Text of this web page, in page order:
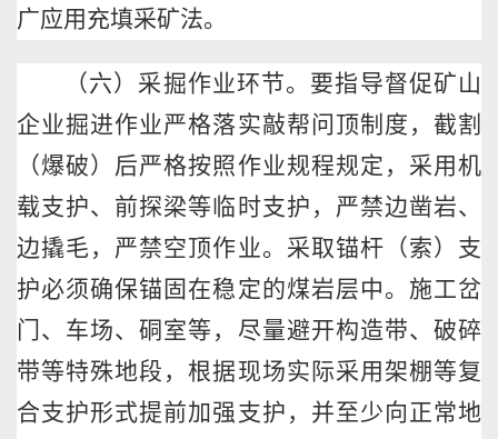
广应用充填采矿法。
（六）采掘作业环节。要指导督促矿山
企业掘进作业严格落实敲帮问顶制度，截割
（爆破）后严格按照作业规程规定，采用机
载支护、前探梁等临时支护，严禁边凿岩、
边撬毛，严禁空顶作业。采取锚杆（索）支
护必须确保锚固在稳定的煤岩层中。施工岔
门、车场、硐室等，尽量避开构造带、破碎
带等特殊地段，根据现场实际采用架棚等复
合支护形式提前加强支护，并至少向正常地